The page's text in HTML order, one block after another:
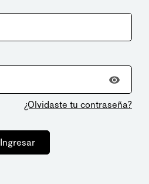
¿Olvidaste tu contraseña?
Ingresar